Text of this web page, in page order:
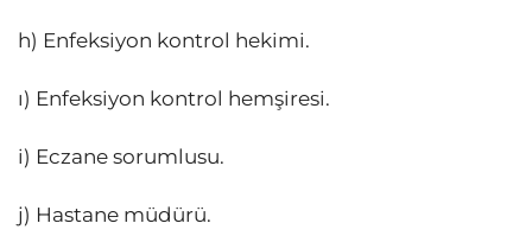
h) Enfeksiyon kontrol hekimi.
ı) Enfeksiyon kontrol hemşiresi.
i) Eczane sorumlusu.
j) Hastane müdürü.